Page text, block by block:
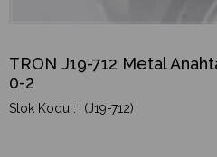
TRON J19-712 Metal
0-2
(J19-712)